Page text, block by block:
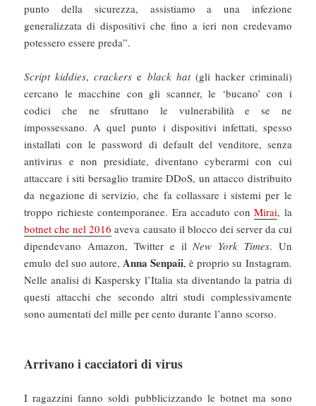
punto della sicurezza, assistiamo a una infezione
generalizzata di dispositivi che fino a ieri non credevamo
potessero essere preda”.
Script kiddies,crackers e black hat (gli hacker criminali)
cercano le macchine con gli scanner, le ‘bucano’ con i
codici che ne sfruttano le vulnerabilità e se ne
impossessano. A quel punto i dispositivi infettati, spesso
installati con le password di default del venditore, senza
antivirus e non presidiate, diventano cyberarmi con cui
attaccare i siti bersaglio tramire DDoS, un attacco distribuito
da negazione di servizio, che fa collassare i sistemi per le
troppo richieste contemporanee. Era accaduto conMirai, la
botnet che nel 2016 aveva causato il blocco dei server da cui
dipendevano Amazon, Twitter e ilNew York Times. Un
emulo del suo autore, Anna Senpaii, è proprio su Instagram.
Nelle analisi di Kaspersky l’Italia sta diventando la patria di
questi attacchi che secondo altri studi complessivamente
sono aumentati del mille per cento durante l’anno scorso.
Arrivano i cacciatori di virus
I ragazzini fanno soldi pubblicizzando le botnet ma sono